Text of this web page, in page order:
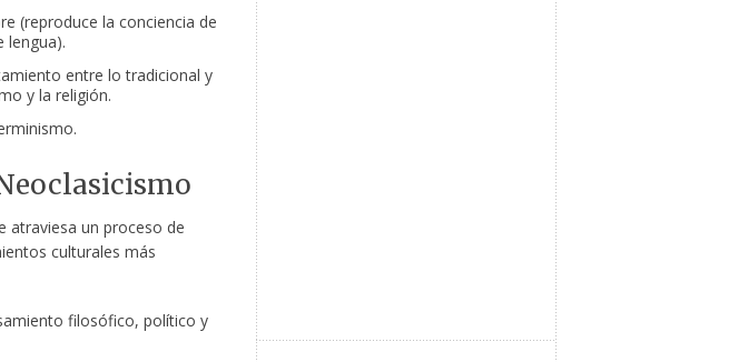
(reproduce la conciencia de
lengua).
entre lo tradicional y
y la religión.
atraviesa un proceso de
culturales más
filosófico, político y